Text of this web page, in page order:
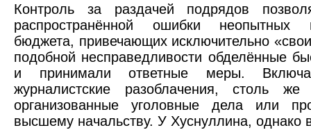
Контроль за раздачей подрядов
распространённой ошибки неопытных
бюджета, привечающих исключительно
подобной несправедливости обделённые
и принимали ответные меры.
журналистские разоблачения, столь же
организованные уголовные дела или
высшему начальству. У Хуснуллина, однако